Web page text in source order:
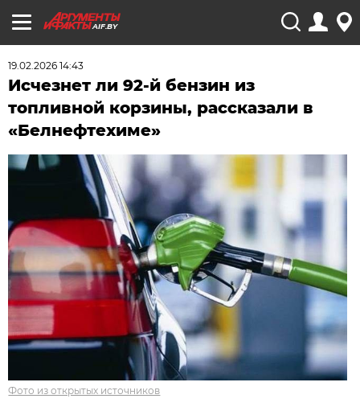
AIF.BY
19.02.2026 14:43
Исчезнет ли 92-й бензин из
топливной корзины, рассказали в
«Белнефтехиме»
Фото из открытых источников